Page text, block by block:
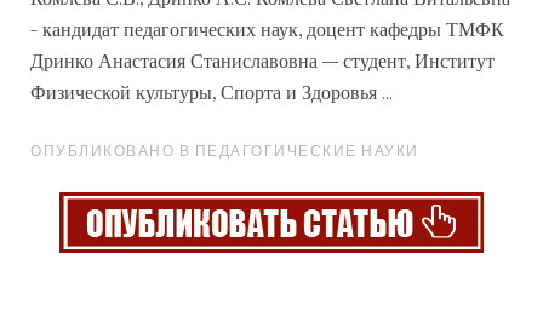
- кандидат педагогических наук, доцент кафедры ТМФК
Дринко Анастасия Станиславовна – студент, Институт
Физической культуры, Спорта и Здоровья ...
ОПУБЛИКОВАНО В ПЕДАГОГИЧЕСКИЕ НАУКИ